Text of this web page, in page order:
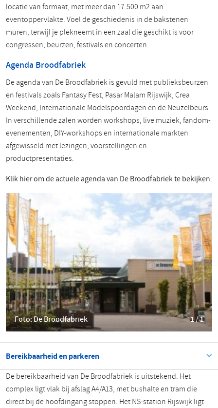
locatie van formaat, met meer dan 17.500 m2 aan
eventoppervlakte. Voel de geschiedenis in de bakstenen
muren, terwijl je plekneemt in een zaal die geschikt is voor
congressen, beurzen, festivals en concerten.
Agenda Broodfabriek
De agenda van De Broodfabriek is gevuld met publieksbeurzen
en festivals zoals Fantasy Fest, Pasar Malam Rijswijk, Crea
Weekend, Internationale Modelspoordagen en de Neuzelbeurs.
In verschillende zalen worden workshops, live muziek, fandom-
evenementen, DIY-workshops en internationale markten
afgewisseld met lezingen, voorstellingen en
productpresentaties.
Klik hier om de actuele agenda van De Broodfabriek te bekijken.
​​​​​​​Foto: De Broodfabriek 1 / 1
Bereikbaarheid en parkeren
De bereikbaarheid van De Broodfabriek is uitstekend. Het
complex ligt vlak bij afslag A4/A13, met bushalte en tram die
direct bij de hoofdingang stoppen. Het NS-station Rijswijk ligt